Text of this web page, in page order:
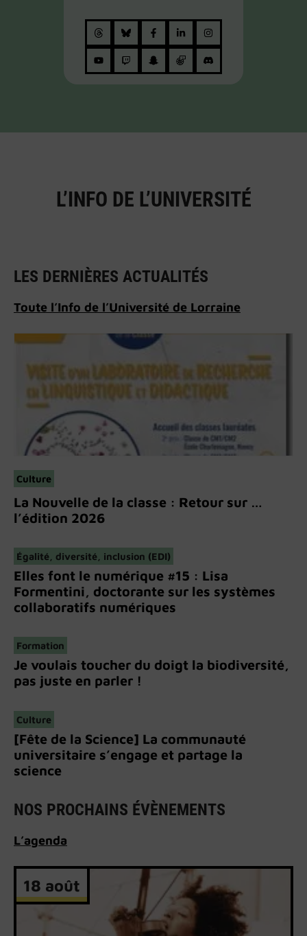
L’INFO DE L’UNIVERSITÉ
LES DERNIÈRES ACTUALITÉS
Toute l’Info de l’Université de Lorraine
Culture
La Nouvelle de la classe : Retour sur …
l’édition 2026
Égalité, diversité, inclusion (EDI)
Elles font le numérique #15 : Lisa
Formentini, doctorante sur les systèmes
collaboratifs numériques
Formation
Je voulais toucher du doigt la biodiversité,
pas juste en parler !
Culture
[Fête de la Science] La communauté
universitaire s’engage et partage la
science
NOS PROCHAINS ÉVÈNEMENTS
L’agenda
18 août